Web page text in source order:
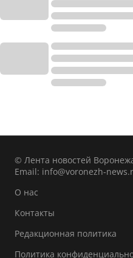
© Лента новостей
Email: info@voronezh-
О нас
Контакты
Редакционная политика
Политика